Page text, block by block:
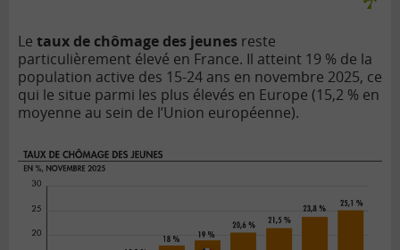
Le taux de chômage des jeunes reste
particulièrement élevé en France. Il atteint 19 % de la
population active des 15-24 ans en novembre 2025, ce
qui le situe parmi les plus élevés en Europe (15,2 % en
moyenne au sein de l’Union européenne).